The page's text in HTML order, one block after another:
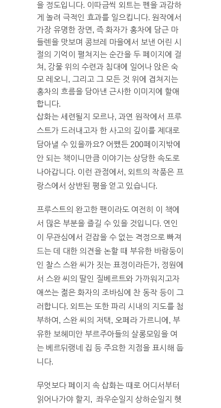
을 정도입니다. 이따금씩 외트는 펜을 과감하
게 놀려 극적인 효과를 일으킵니다. 원작에서
가장 유명한 장면, 즉 화자가 홍차에 담근 마
들렌을 맛보며 콩브레 마을에서 보낸 어린 시
절의 기억이 펼쳐지는 순간을 두 페이지에 걸
쳐, 강물 위의 수련과 침대에 일어나 앉은 숙
모 레오니, 그리고 그 모든 것 위에 겹쳐지는
홍차의 흐름을 담아낸 근사한 이미지에 할애
합니다.
삽화는 세련될지 모르나, 과연 원작에서 프루
스트가 드러내고자 한 사고의 깊이를 제대로
담아낼 수 있을까요? 어쨌든 200페이지밖에
안 되는 책이니만큼 이야기는 상당한 속도로
나아갑니다. 이런 관점에서, 외트의 작품은 프
랑스에서 상반된 평을 얻고 있습니다.
프루스트의 완고한 팬이라도 여전히 이 책에
서 많은 부분을 즐길 수 있을 것입니다. 연인
이 무관심에서 걷잡을 수 없는 격정으로 빠져
드는 데 대한 의견을 논할 때 부유한 바람둥이
인 찰스 스완 씨가 짓는 표정이라든가, 정원에
서 스완 씨의 딸인 질베르트와 가까워지고자
애쓰는 젊은 화자의 조바심에 찬 동작 등이 그
러합니다. 외트는 또한 파리 시내의 지도를 첨
부하여, 스완 씨의 저택, 오페라 가르니에, 부
유한 보헤미안 부르주아들의 살롱모임을 여
는 베르뒤랭네 집 등 주요한 지점을 표시해 둡
니다.
무엇보다 페이지 속 삽화는 때로 어디서부터
읽어나가야 할지, 좌우순일지 상하순일지 헷